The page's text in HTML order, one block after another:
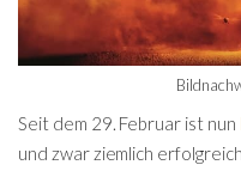
Seit dem 29. Februar ist nun
und zwar ziemlich